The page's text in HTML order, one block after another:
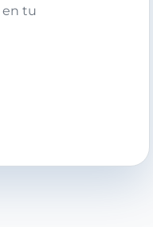
en tu